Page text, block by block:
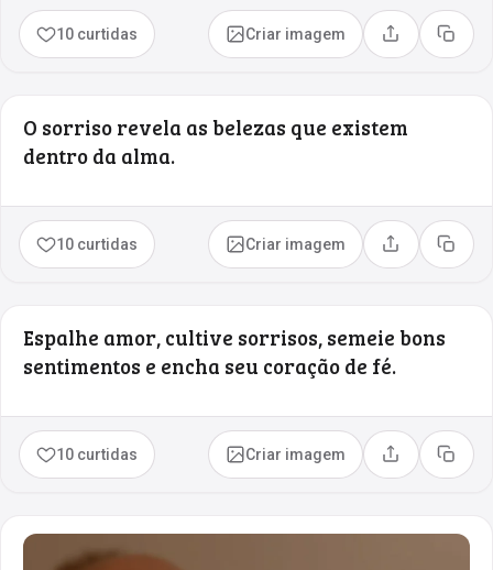
10 curtidas Criar imagem Compartilhar
Copiar
O sorriso revela as belezas que existem
dentro da alma.
10 curtidas Criar imagem Compartilhar
Copiar
Espalhe amor, cultive sorrisos, semeie bons
sentimentos e encha seu coração de fé.
10 curtidas Criar imagem Compartilhar
Copiar